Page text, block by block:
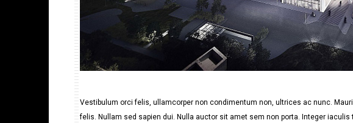
Vestibulum orci felis, ullamcorper non condimentum non, ultrices ac nunc.
felis. Nullam sed sapien dui. Nulla auctor sit amet sem non porta. Integer